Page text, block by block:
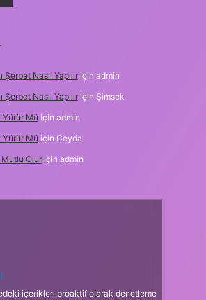
Şerbet Nasıl Yapılıriçin admin
Şerbet Nasıl Yapılıriçin Şimşek
Yürür Mü için admin
Yürür Mü için Ceyda
Oluriçin admin
içerikleri proaktif olarak denetleme